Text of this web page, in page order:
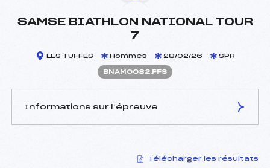
SAMSE BIATHLON NATIONAL TOUR
7
LES TUFFES Hommes 28/02/26 SPR
BNAM0082.FFS
Informations sur l’épreuve
WOIRET PATRICK (LY)
Télécharger les résultats